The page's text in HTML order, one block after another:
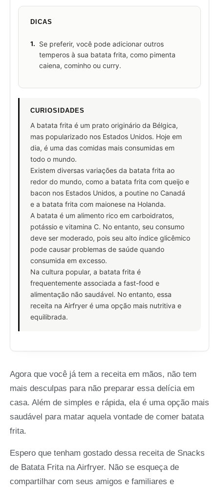
DICAS
1.
Se preferir, você pode adicionar outros
temperos à sua batata frita, como pimenta
caiena, cominho ou curry.
CURIOSIDADES
A batata frita é um prato originário da Bélgica,
mas popularizado nos Estados Unidos. Hoje em
dia, é uma das comidas mais consumidas em
todo o mundo.
Existem diversas variações da batata frita ao
redor do mundo, como a batata frita com queijo e
bacon nos Estados Unidos, a poutine no Canadá
e a batata frita com maionese na Holanda.
A batata é um alimento rico em carboidratos,
potássio e vitamina C. No entanto, seu consumo
deve ser moderado, pois seu alto índice glicêmico
pode causar problemas de saúde quando
consumida em excesso.
Na cultura popular, a batata frita é
frequentemente associada a fast-food e
alimentação não saudável. No entanto, essa
receita na Airfryer é uma opção mais nutritiva e
equilibrada.
Agora que você já tem a receita em mãos, não tem
mais desculpas para não preparar essa delícia em
casa. Além de simples e rápida, ela é uma opção mais
saudável para matar aquela vontade de comer batata
frita.
Espero que tenham gostado dessa receita de Snacks
de Batata Frita na Airfryer. Não se esqueça de
compartilhar com seus amigos e familiares e